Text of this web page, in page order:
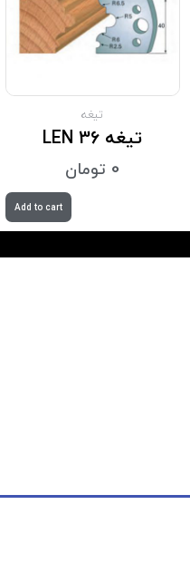
تیغه
تیغه LEN 36
0 تومان
Add to cart